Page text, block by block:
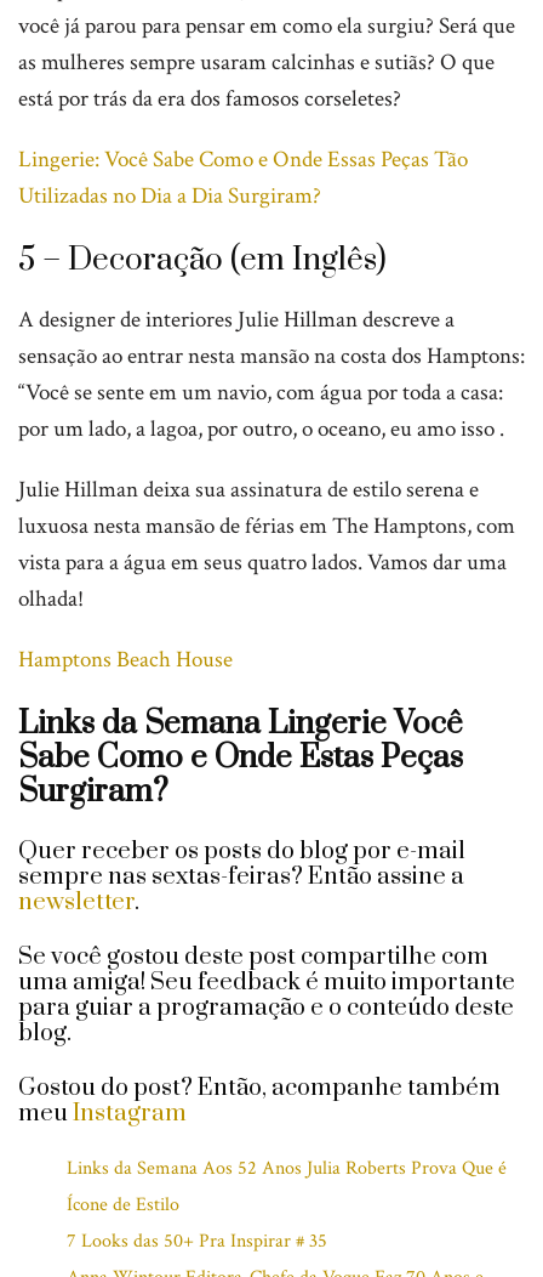
você já parou para pensar em como ela surgiu? Será que
as mulheres sempre usaram calcinhas e sutiãs? O que
está por trás da era dos famosos corseletes?
Lingerie: Você Sabe Como e Onde Essas Peças Tão
Utilizadas no Dia a Dia Surgiram?
5 – Decoração (em Inglês)
A designer de interiores Julie Hillman descreve a
sensação ao entrar nesta mansão na costa dos Hamptons:
“Você se sente em um navio, com água por toda a casa:
por um lado, a lagoa, por outro, o oceano, eu amo isso .
Julie Hillman deixa sua assinatura de estilo serena e
luxuosa nesta mansão de férias em The Hamptons, com
vista para a água em seus quatro lados. Vamos dar uma
olhada!
Hamptons Beach House
Links da SemanaLingerie Você
Sabe Como e Onde Estas Peças
Surgiram?
Quer receber os posts do blog por e-mail
sempre nas sextas-feiras? Então assine a
newsletter.
Se você gostou deste post compartilhe com
uma amiga! Seu feedback é muito importante
para guiar a programação e o conteúdo deste
blog.
Gostou do post? Então, acompanhe também
meuInstagram
Links da Semana Aos 52 Anos Julia Roberts Prova Que é
Ícone de Estilo
7 Looks das 50+ Pra Inspirar # 35